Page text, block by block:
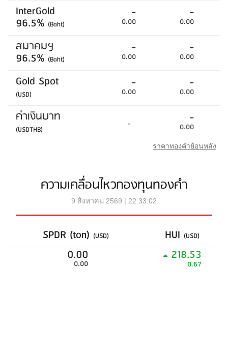
InterGold
96.5% (Baht)
-
0.00
-
0.00
สมาคมฯ
96.5% (Baht)
-
0.00
-
0.00
Gold Spot
(USD)
-
0.00
-
0.00
ค่าเงินบาท
(USDTHB) - -
0.00
ราคาทองคำย้อนหลัง
ความเคลื่อนไหวกองทุนทองคำ
9 สิงหาคม 2569 | 22:33:02
SPDR (ton) (USD) HUI (USD)
0.00
0.00
218.53
0.67